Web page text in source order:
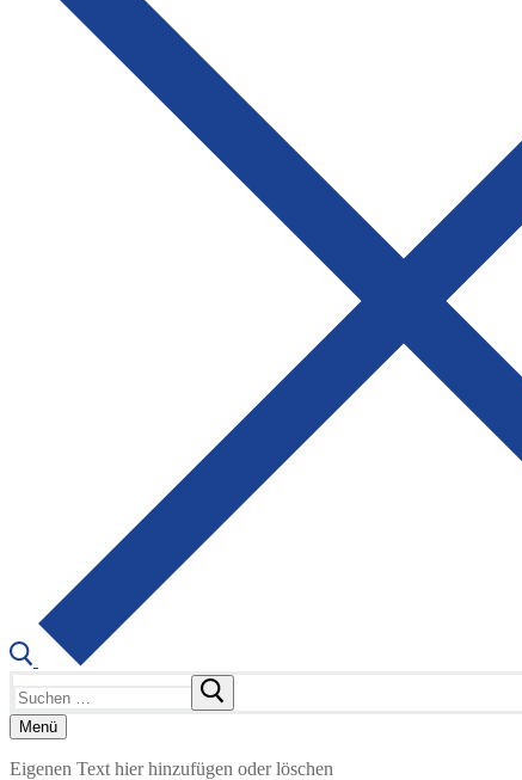
nach:
Menü
Eigenen Text hier hinzufügen oder löschen